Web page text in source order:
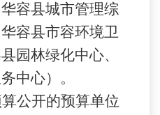
容县城市管理综
容县市容环境卫
园林绿化中心、
中心）。
公开的预算单位